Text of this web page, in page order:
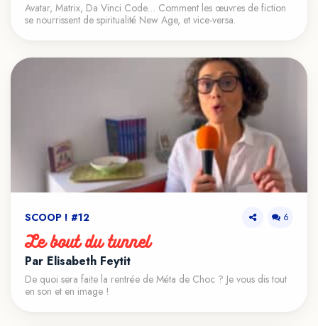
Avatar, Matrix, Da Vinci Code… Comment les œuvres de fiction
se nourrissent de spiritualité New Age, et vice-versa.
SCOOP ! #12 6
Le bout du tunnel
Par Élisabeth Feytit
De quoi sera faite la rentrée de Méta de Choc ? Je vous dis tout
en son et en image !